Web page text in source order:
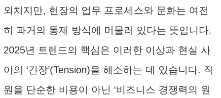
외치지만, 현장의 업무 프로세스와 문화는 여전
히 과거의 통제 방식에 머물러 있다는 뜻입니다.
2025년 트렌드의 핵심은 이러한 이상과 현실 사
이의 ‘긴장’(Tension)을 해소하는 데 있습니다. 직
원을 단순한 비용이 아닌 ‘비즈니스 경쟁력의 원